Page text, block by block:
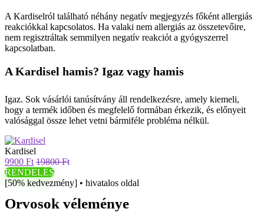
A Kardiselról található néhány negatív megjegyzés főként allergiás
reakciókkal kapcsolatos. Ha valaki nem allergiás az összetevőire,
nem regisztráltak semmilyen negatív reakciót a gyógyszerrel
kapcsolatban.
A Kardisel hamis? Igaz vagy hamis
Igaz. Sok vásárlói tanúsítvány áll rendelkezésre, amely kiemeli,
hogy a termék időben és megfelelő formában érkezik, és előnyeit
valósággal össze lehet vetni bármiféle probléma nélkül.
Kardisel
9900 Ft 19800 Ft
RENDELÉS
[50% kedvezmény] • hivatalos oldal
Orvosok véleménye